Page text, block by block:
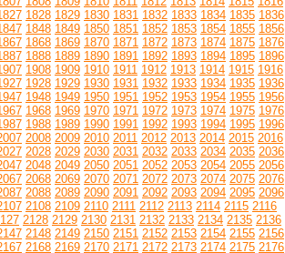
1828 1829 1830 1831 1832 1833 1834 1835 1836
1848 1849 1850 1851 1852 1853 1854 1855 1856
1868 1869 1870 1871 1872 1873 1874 1875 1876
1888 1889 1890 1891 1892 1893 1894 1895 1896
1908 1909 1910 1911 1912 1913 1914 1915 1916
1928 1929 1930 1931 1932 1933 1934 1935 1936
1948 1949 1950 1951 1952 1953 1954 1955 1956
1968 1969 1970 1971 1972 1973 1974 1975 1976
1988 1989 1990 1991 1992 1993 1994 1995 1996
2008 2009 2010 2011 2012 2013 2014 2015 2016
2028 2029 2030 2031 2032 2033 2034 2035 2036
2048 2049 2050 2051 2052 2053 2054 2055 2056
2068 2069 2070 2071 2072 2073 2074 2075 2076
2088 2089 2090 2091 2092 2093 2094 2095 2096
2108 2109 2110 2111 2112 2113 2114 2115 2116
2128 2129 2130 2131 2132 2133 2134 2135 2136
2148 2149 2150 2151 2152 2153 2154 2155 2156
2168 2169 2170 2171 2172 2173 2174 2175 2176